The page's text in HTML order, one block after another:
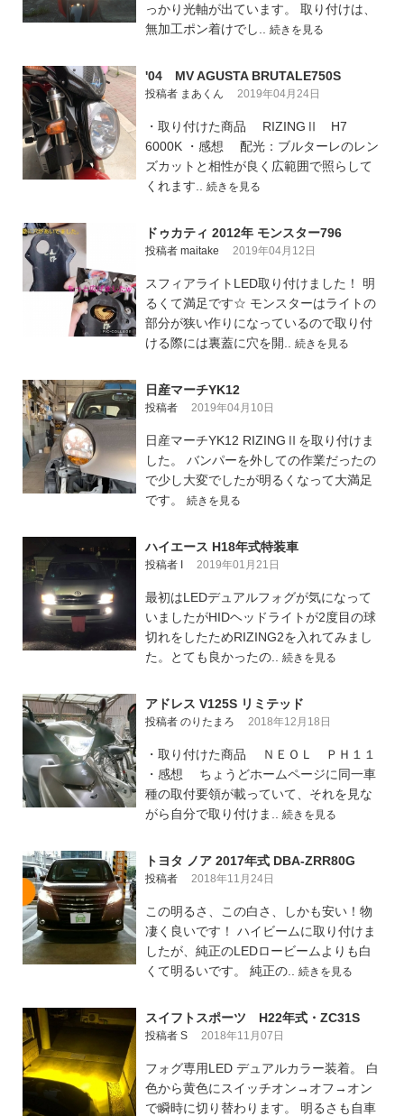
っかり光軸が出ています。 取り付けは、
無加工ポン着けでし.. 続きを見る
'04 MV AGUSTA BRUTALE750S
投稿者 まあくん 2019年04月24日
・取り付けた商品 RIZINGⅡ H7
6000K ・感想 配光：ブルターレのレン
ズカットと相性が良く広範囲で照らして
くれます.. 続きを見る
ドゥカティ 2012年 モンスター796
投稿者 maitake 2019年04月12日
スフィアライトLED取り付けました！ 明
るくて満足です☆ モンスターはライトの
部分が狭い作りになっているので取り付
ける際には裏蓋に穴を開.. 続きを見る
日産マーチYK12
投稿者 2019年04月10日
日産マーチYK12 RIZINGⅡを取り付けま
した。 バンパーを外しての作業だったの
で少し大変でしたが明るくなって大満足
です。 続きを見る
ハイエース H18年式特装車
投稿者 I 2019年01月21日
最初はLEDデュアルフォグが気になって
いましたがHIDヘッドライトが2度目の球
切れをしたためRIZING2を入れてみまし
た。とても良かったの.. 続きを見る
アドレス V125S リミテッド
投稿者 のりたまろ 2018年12月18日
・取り付けた商品 ＮＥＯＬ ＰＨ１１
・感想 ちょうどホームページに同一車
種の取付要領が載っていて、それを見な
がら自分で取り付けま.. 続きを見る
トヨタ ノア 2017年式 DBA-ZRR80G
投稿者 2018年11月24日
この明るさ、この白さ、しかも安い！物
凄く良いです！ ハイビームに取り付けま
したが、純正のLEDロービームよりも白
くて明るいです。 純正の.. 続きを見る
スイフトスポーツ H22年式・ZC31S
投稿者 S 2018年11月07日
フォグ専用LED デュアルカラー装着。 白
色から黄色にスイッチオン→オフ→オン
で瞬時に切り替わります。 明るさも自車